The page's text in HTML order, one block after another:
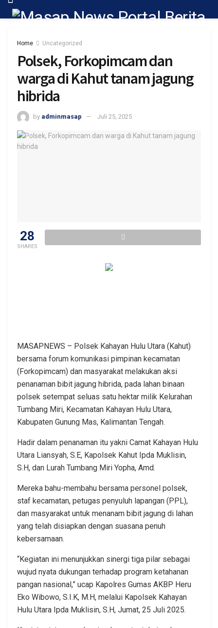
Home Uncategorized
Polsek, Forkopimcam dan
warga di Kahut tanam jagung
hibrida
by adminmasap Juli 25, 2025
28
SHARES
MASAPNEWS – Polsek Kahayan Hulu Utara (Kahut)
bersama forum komunikasi pimpinan kecamatan
(Forkopimcam) dan masyarakat melakukan aksi
penanaman bibit jagung hibrida, pada lahan binaan
polsek setempat seluas satu hektar milik Kelurahan
Tumbang Miri, Kecamatan Kahayan Hulu Utara,
Kabupaten Gunung Mas, Kalimantan Tengah.
Hadir dalam penanaman itu yakni Camat Kahayan Hulu
Utara Liansyah, S.E, Kapolsek Kahut Ipda Muklisin,
S.H, dan Lurah Tumbang Miri Yopha, Amd.
Mereka bahu-membahu bersama personel polsek,
staf kecamatan, petugas penyuluh lapangan (PPL),
dan masyarakat untuk menanam bibit jagung di lahan
yang telah disiapkan dengan suasana penuh
kebersamaan.
“Kegiatan ini menunjukkan sinergi tiga pilar sebagai
wujud nyata dukungan terhadap program ketahanan
pangan nasional,” ucap Kapolres Gumas AKBP Heru
Eko Wibowo, S.I.K, M.H, melalui Kapolsek Kahayan
Hulu Utara Ipda Muklisin, S.H, Jumat, 25 Juli 2025.